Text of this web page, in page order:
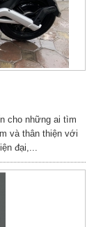
cho những ai tìm
và thân thiện với
đại,...